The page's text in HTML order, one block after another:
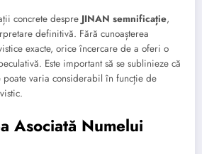
concrete despre JINAN semnificație,
definitivă. Fără cunoașterea
exacte, orice încercare de a oferi o
Este important să se sublinieze că
varia considerabil în funcție de
Asociată Numelui